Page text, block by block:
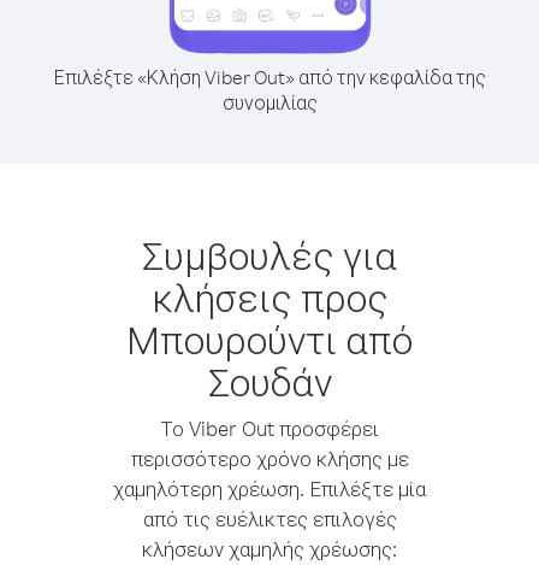
Επιλέξτε «Κλήση Viber Out» από την κεφαλίδα της
συνομιλίας
Συμβουλές για
κλήσεις προς
Μπουρούντι από
Σουδάν
Το Viber Out προσφέρει
περισσότερο χρόνο κλήσης με
χαμηλότερη χρέωση. Επιλέξτε μία
από τις ευέλικτες επιλογές
κλήσεων χαμηλής χρέωσης: